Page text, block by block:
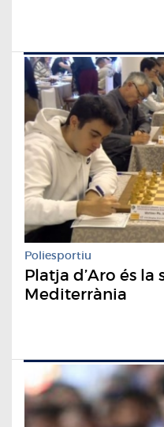
Poliesportiu
Platja d’Aro és la
Mediterrània